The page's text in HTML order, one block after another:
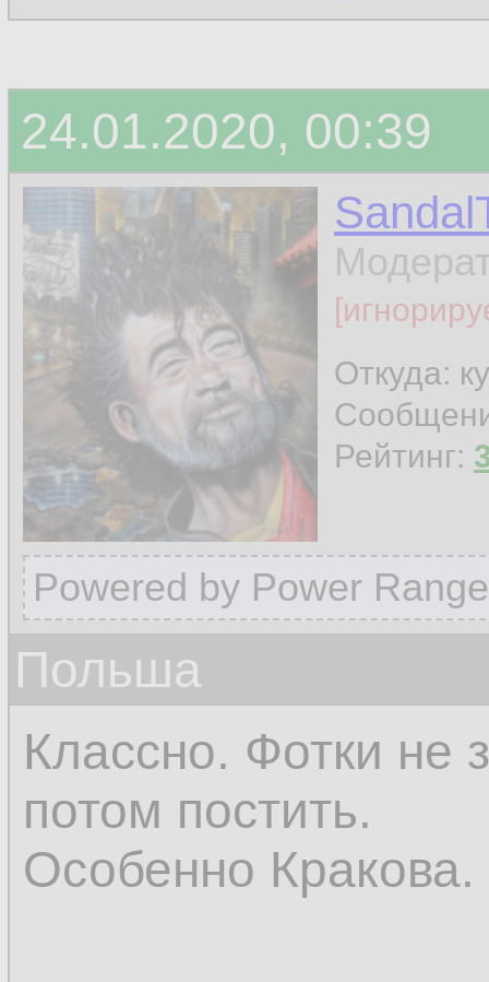
24.01.2020, 00:39
Откуда:
Рейтинг:
Powered by Power
Польша
Классно. Фотки не
потом постить.
Особенно Кракова.